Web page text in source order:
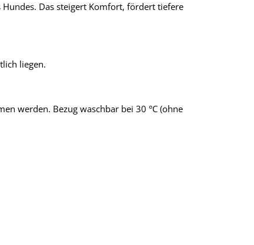
Das steigert Komfort, fördert tiefere
liegen.
werden. Bezug waschbar bei 30 °C (ohne